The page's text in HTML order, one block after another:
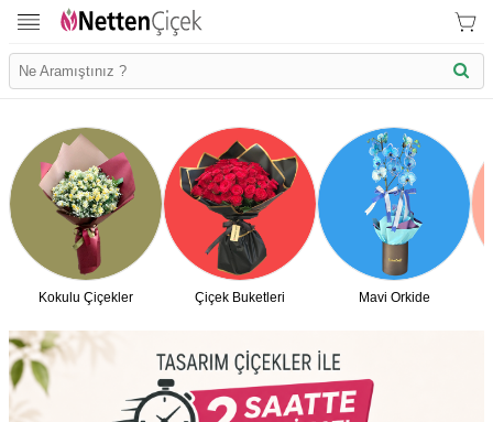
Kokulu Çiçekler Çiçek Buketleri Mavi Orkide
İletişim Bilgilerimiz
KVK Bilgilendirme